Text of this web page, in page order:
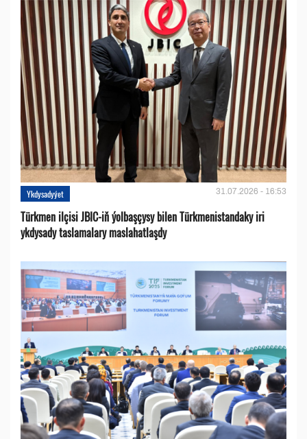
Ykdysadyýet 31.07.2026 - 16:53
Türkmen ilçisi JBIC-iň ýolbaşçysy bilen Türkmenistandaky iri
ykdysady taslamalary maslahatlaşdy